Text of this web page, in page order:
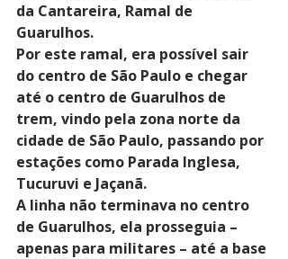
da Cantareira, Ramal de
Guarulhos.
Por este ramal, era possível sair
do centro de São Paulo e chegar
até o centro de Guarulhos de
trem, vindo pela zona norte da
cidade de São Paulo, passando por
estações como Parada Inglesa,
Tucuruvi e Jaçanã.
A linha não terminava no centro
de Guarulhos, ela prosseguia –
apenas para militares – até a base